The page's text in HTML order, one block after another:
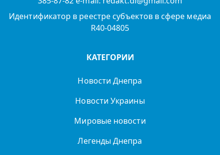
Идентификатор в реестре субъектов в сфере медиа
R40-04805
КАТЕГОРИИ
Новости Днепра
Новости Украины
Мировые новости
Легенды Днепра